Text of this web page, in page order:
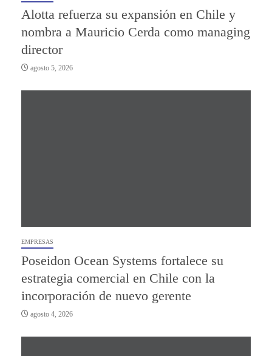
Alotta refuerza su expansión en Chile y
nombra a Mauricio Cerda como managing
director
agosto 5, 2026
EMPRESAS
Poseidon Ocean Systems fortalece su
estrategia comercial en Chile con la
incorporación de nuevo gerente
agosto 4, 2026